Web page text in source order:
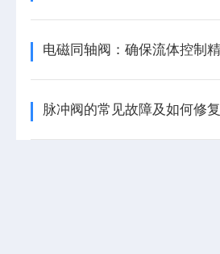
脉冲阀的常见故障及如何修复